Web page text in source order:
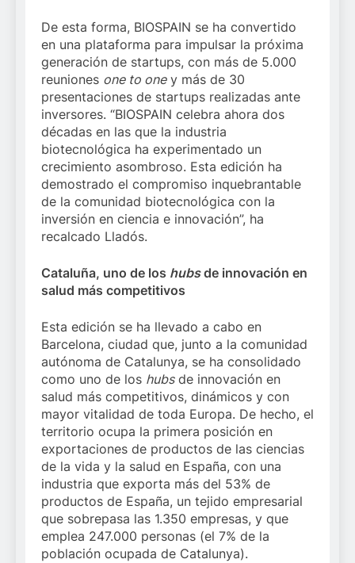
De esta forma, BIOSPAIN se ha convertido
en una plataforma para impulsar la próxima
generación de startups, con más de 5.000
reuniones one to oney más de 30
presentaciones de startups realizadas ante
inversores. “BIOSPAIN celebra ahora dos
décadas en las que la industria
biotecnológica ha experimentado un
crecimiento asombroso. Esta edición ha
demostrado el compromiso inquebrantable
de la comunidad biotecnológica con la
inversión en ciencia e innovación”, ha
recalcado Lladós.
Cataluña, uno de los hubsde innovación en
salud más competitivos
Esta edición se ha llevado a cabo en
Barcelona, ciudad que, junto a la comunidad
autónoma de Catalunya, se ha consolidado
como uno de los hubsde innovación en
salud más competitivos, dinámicos y con
mayor vitalidad de toda Europa. De hecho, el
territorio ocupa la primera posición en
exportaciones de productos de las ciencias
de la vida y la salud en España, con una
industria que exporta más del 53% de
productos de España, un tejido empresarial
que sobrepasa las 1.350 empresas, y que
emplea 247.000 personas (el 7% de la
población ocupada de Catalunya).